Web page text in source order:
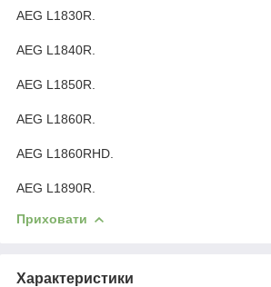
AEG L1830R.
AEG L1840R.
AEG L1850R.
AEG L1860R.
AEG L1860RHD.
AEG L1890R.
Приховати
Характеристики